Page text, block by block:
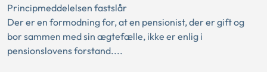
Principmeddelelsen fastslår
Der er en formodning for, at en pensionist, der er gift og
bor sammen med sin ægtefælle, ikke er enlig i
pensionslovens forstand....